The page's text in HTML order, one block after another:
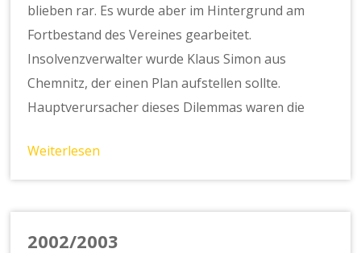
blieben rar. Es wurde aber im Hintergrund am
Fortbestand des Vereines gearbeitet.
Insolvenzverwalter wurde Klaus Simon aus
Chemnitz, der einen Plan aufstellen sollte.
Hauptverursacher dieses Dilemmas waren die
Weiterlesen
2002/2003